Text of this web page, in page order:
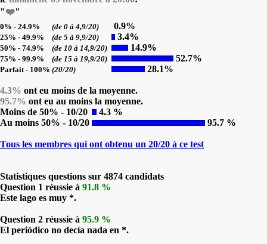
"❤️"
0% - 24.9% (de 0 à 4,9/20) 0.9%
25% - 49.9% (de 5 à 9,9/20) 3.4%
50% - 74.9% (de 10 à 14,9/20) 14.9%
75% - 99.9% (de 15 à 19,9/20) 52.7%
Parfait - 100% (20/20) 28.1%
4.3% ont eu moins de la moyenne.
95.7% ont eu au moins la moyenne.
Moins de 50% - 10/20
4.3 %
Au moins 50% - 10/20
95.7 %
Tous les membres qui ont obtenu un 20/20 à ce test
Statistiques questions sur 4874 candidats
Question 1 réussie à 91.8 %
Este lago es muy *.
Question 2 réussie à 95.9 %
El periódico no decía nada en *.